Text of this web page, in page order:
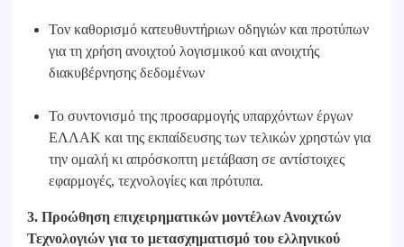
Τον καθορισμό κατευθυντήριων οδηγιών και προτύπων
για τη χρήση ανοιχτού λογισμικού και ανοιχτής
διακυβέρνησης δεδομένων
Το συντονισμό της προσαρμογής υπαρχόντων έργων
ΕΛΛΑΚ και της εκπαίδευσης των τελικών χρηστών για
την ομαλή κι απρόσκοπτη μετάβαση σε αντίστοιχες
εφαρμογές, τεχνολογίες και πρότυπα.
3. Προώθηση επιχειρηματικών μοντέλων Ανοιχτών
Τεχνολογιών για το μετασχηματισμό του ελληνικού